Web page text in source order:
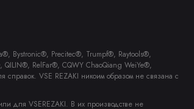
Bystronic®, Precitec®, Trumpf®, Raytools®,
RelFar®, CQWY ChaoQiang WeiYe®,
справок. VSE REZAKI никоим образом не связана с
для VSEREZAKI. В их производстве не